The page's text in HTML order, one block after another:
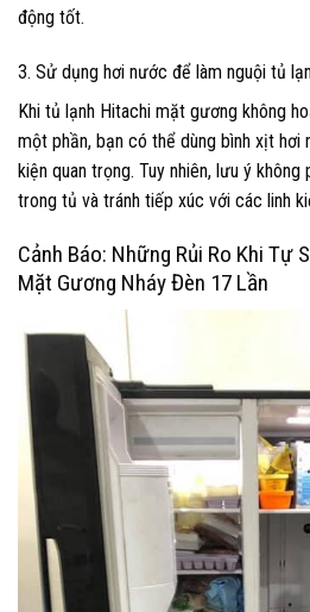
động tốt.
3. Sử dụng hơi nước để làm nguội tủ
Khi tủ lạnh Hitachi mặt gương không
một phần, bạn có thể dùng bình xịt hơi
kiện quan trọng. Tuy nhiên, lưu ý
trong tủ và tránh tiếp xúc với các linh
Cảnh Báo: Những Rủi Ro Khi Tự
Mặt Gương Nháy Đèn 17 Lần